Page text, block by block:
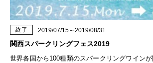
終了 2019/07/15～2019/08/31
関西スパークリングフェス2019
世界各国から100種類のスパークリングワイン